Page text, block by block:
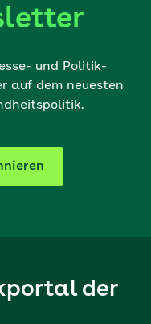
und Politik-
auf dem neuesten
der